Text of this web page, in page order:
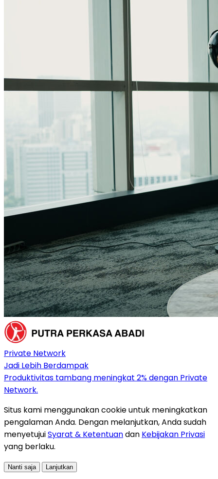
Private Network
Jadi Lebih Berdampak
Produktivitas tambang meningkat 2% dengan Private
Network.
Situs kami menggunakan cookie untuk meningkatkan
pengalaman Anda. Dengan melanjutkan, Anda sudah
menyetujuiSyarat & Ketentuandan Kebijakan Privasi
yang berlaku.
Nanti saja Lanjutkan